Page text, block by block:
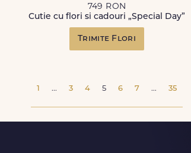
749 RON
Cutie cu flori si cadouri „Special Day”
Trimite Flori
1 ... 3 4 5 6 7 ... 35